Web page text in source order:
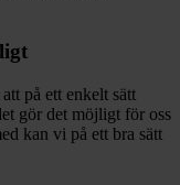
på ett enkelt sätt
gör det möjligt för oss
kan vi på ett bra sätt